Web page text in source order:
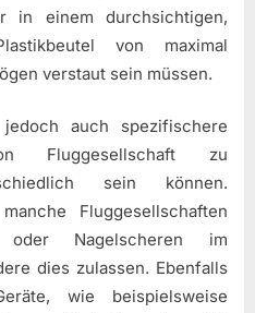
in einem durchsichtigen,
von maximal
verstaut sein müssen.
auch spezifischere
Fluggesellschaft zu
sein können.
Fluggesellschaften
oder Nagelscheren im
dies zulassen. Ebenfalls
wie beispielsweise